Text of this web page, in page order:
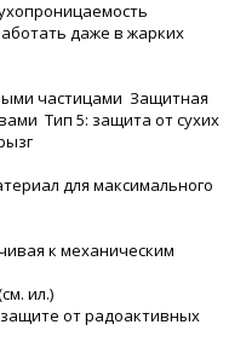
даже в жарких
частицами Защитная
Тип 5: защита от сухих
для максимального
к механическим
ил.)
от радоактивных